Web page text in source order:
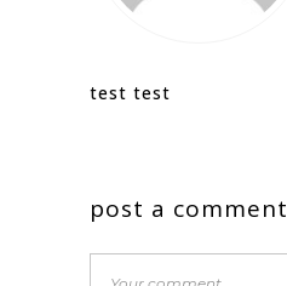
test test
post a comment